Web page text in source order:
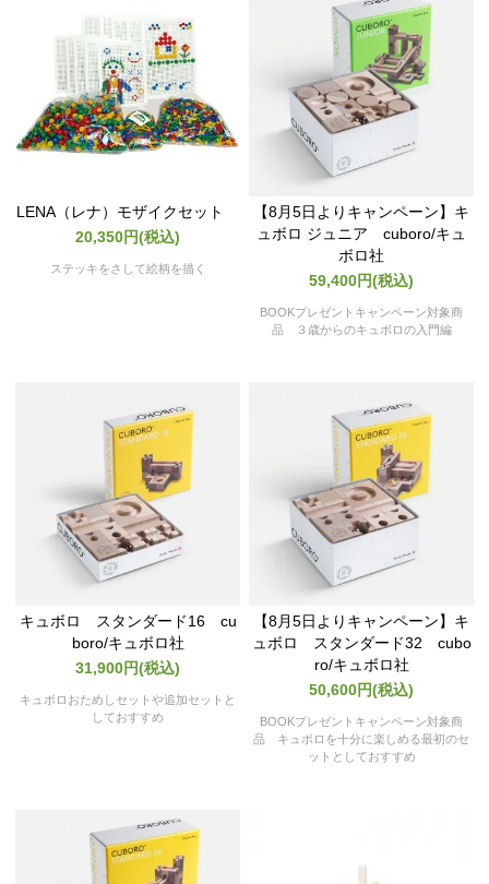
LENA（レナ）モザイクセット
20,350円(税込)
ステッキをさして絵柄を描く
【8月5日よりキャンペーン】キ
ュボロ ジュニア cuboro/キュ
ボロ社
59,400円(税込)
BOOKプレゼントキャンペーン対象商
品 ３歳からのキュボロの入門編
キュボロ スタンダード16 cu
boro/キュボロ社
31,900円(税込)
キュボロおためしセットや追加セットと
しておすすめ
【8月5日よりキャンペーン】キ
ュボロ スタンダード32 cubo
ro/キュボロ社
50,600円(税込)
BOOKプレゼントキャンペーン対象商
品 キュボロを十分に楽しめる最初のセ
ットとしておすすめ